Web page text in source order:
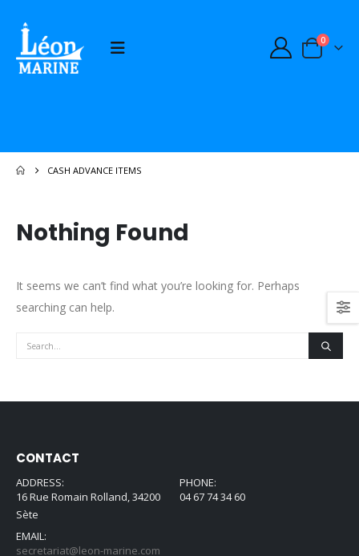
0
CASH ADVANCE ITEMS
Nothing Found
It seems we can’t find what you’re looking for. Perhaps
searching can help.
CONTACT
ADDRESS:
16 Rue Romain Rolland, 34200
Sète
PHONE:
04 67 74 34 60
EMAIL:
secretariat@leon-marine.com